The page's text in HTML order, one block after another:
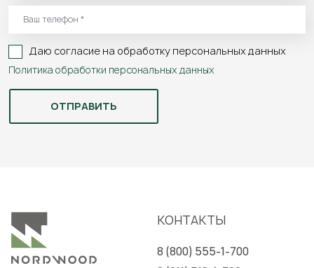
возведения, сроков и четкости выполнения работ.
Очень хочу сказать:” Спасибо!” компании НОРДВУД
и всем, с кем мы сотрудничали: Антону, Егору,
Николаю с его бригадой, Даше.
Даю согласие на обработку персональных данных
Политика обработки персональных данных
КОНТАКТЫ
8 (800) 555-1-700